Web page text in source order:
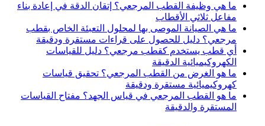
ما هي وظيفة القطب المرجعي؟ إتقان الدقة في إعادة بناء
مفاعل ثلاثي الأقطاب
ما هي الصيانة الموصى بها لمحلول التعبئة الخاص بقطب
مرجعي؟ دليل للحصول على قراءات مستقرة ودقيقة
أي قطب يستخدم كقطب مرجعي؟ دليل للقياسات
الكهروكيميائية الدقيقة
ما هو الغرض من القطب المرجعي؟ تحقيق قياسات
كهروكيميائية مستقرة ودقيقة
ما هو القطب المرجعي في قياس الجهد؟ مفتاح القياسات
المستقرة والدقيقة